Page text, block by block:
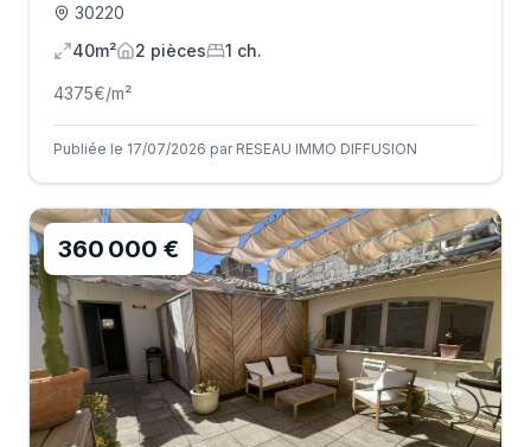
30220
40m²
2 pièces 1 ch.
4375€/m²
Publiée le 17/07/2026 par RESEAU IMMO DIFFUSION
360 000 €